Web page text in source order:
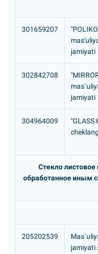
301659207
jamiyati
302842708
jamiyati
304964009
"GLASS
Стекло листовое
обработанное иным
205202539
jamiyati